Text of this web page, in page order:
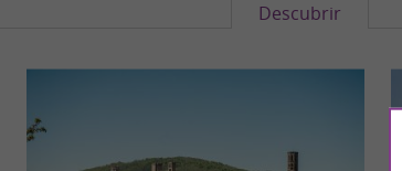
Descubrir